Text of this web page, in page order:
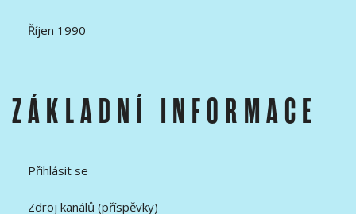
Říjen 1990
ZÁKLADNÍ INFORMACE
Přihlásit se
Zdroj kanálů (příspěvky)